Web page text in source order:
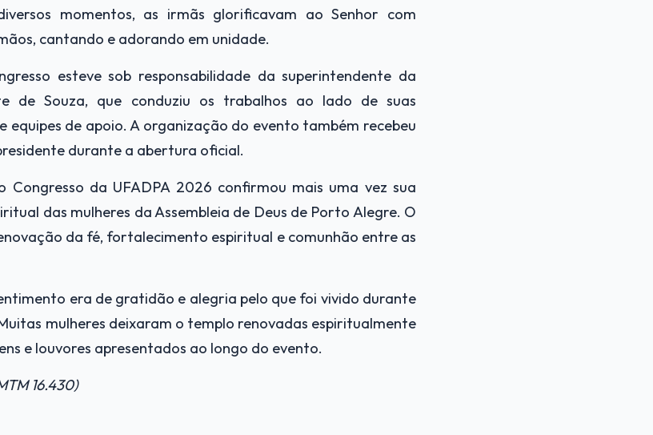
momentos, as irmãs glorificavam ao Senhor com
cantando e adorando em unidade.
esteve sob responsabilidade da superintendente da
de Souza, que conduziu os trabalhos ao lado de suas
equipes de apoio. A organização do evento também recebeu
durante a abertura oficial.
Congresso da UFADPA 2026 confirmou mais uma vez sua
das mulheres da Assembleia de Deus de Porto Alegre. O
da fé, fortalecimento espiritual e comunhão entre as
era de gratidão e alegria pelo que foi vivido durante
mulheres deixaram o templo renovadas espiritualmente
e louvores apresentados ao longo do evento.
16.430)